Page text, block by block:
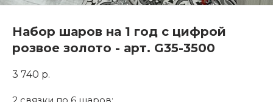
Набор шаров на 1 год с цифрой
розвое золото - арт. G35-3500
3 740 р.